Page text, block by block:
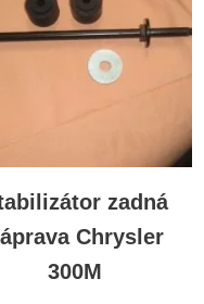
zadná
Chrysler
300M